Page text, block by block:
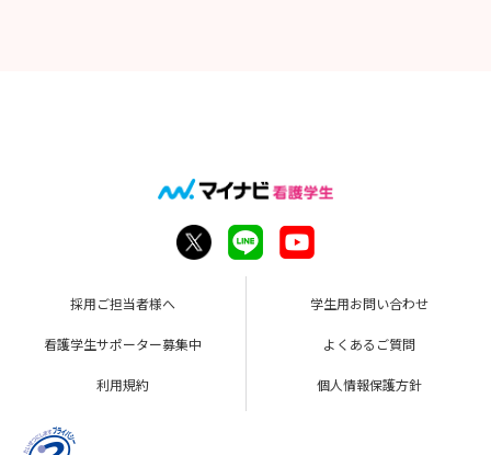
採用ご担当者様へ 学生用お問い合わせ
看護学生サポーター募集中 よくあるご質問
利用規約 個人情報保護方針